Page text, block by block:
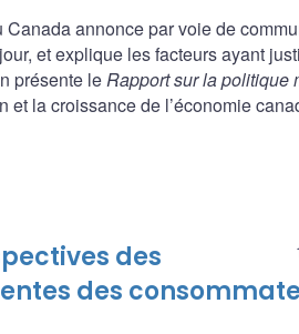
annonce par voie de
et explique les facteurs ayant
présente leRapport sur la politique
et la croissance de l’économie
des
des